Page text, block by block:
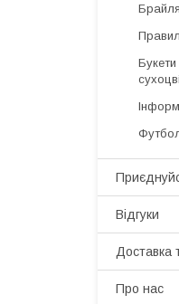
Брайля
Відгуки
Доставка
Про нас